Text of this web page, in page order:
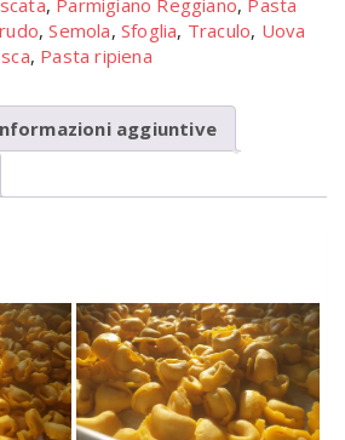
Aroma,Burro ,Farina,Maiale,
,Parmigiano Reggiano,Pasta
,Semola,Sfoglia
Informazioni aggiuntive
n
125540842
224951858971496
923043397495171015 n